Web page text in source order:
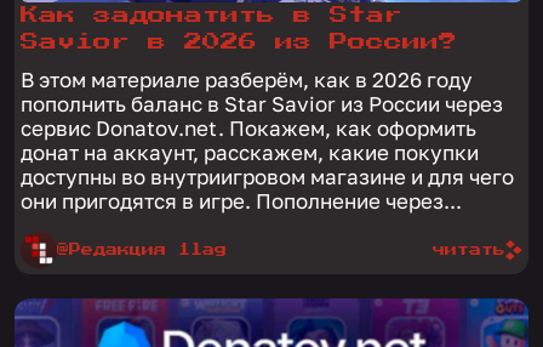
Как задонатить в Star
Savior в 2026 из России?
В этом материале разберём, как в 2026 году
пополнить баланс в Star Savior из России через
сервис Donatov.net. Покажем, как оформить
донат на аккаунт, расскажем, какие покупки
доступны во внутриигровом магазине и для чего
они пригодятся в игре. Пополнение через...
@Редакция 1lag читать